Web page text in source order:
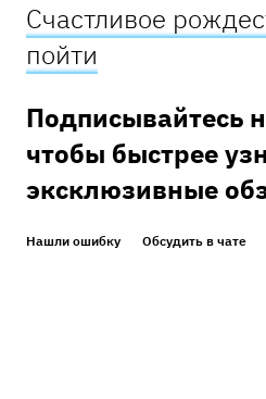
Счастливое
пойти
Подписывайтесь
чтобы быстрее
эксклюзивные
Нашли ошибку Обсудить в чате